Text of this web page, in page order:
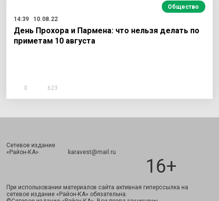
Общество
14:39
10.08.22
День Прохора и Пармена: что нельзя делать по
приметам 10 августа
0 623
Сетевое издание
«Район-КА» karavest@mail.ru
16+
При использовании материалов сайта активная гиперссылка на
сетевое издание «Район-КА» обязательна.
Подписаться